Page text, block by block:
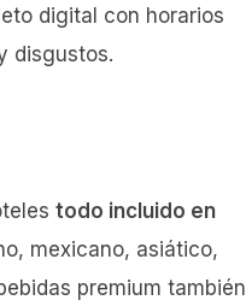
digital con horarios
disgustos.
todo incluido en
mexicano, asiático,
premium también